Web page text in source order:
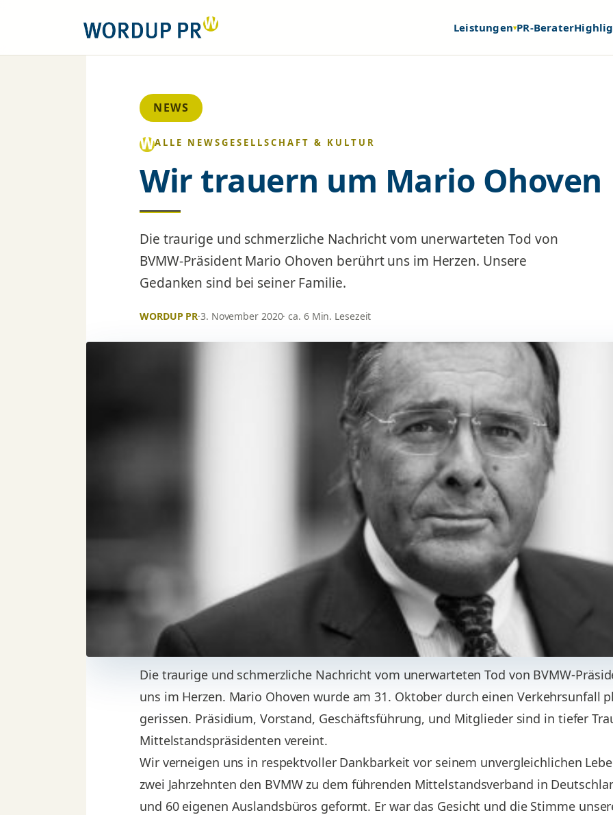
Leistungen▾PR-Berater
NEWS
ALLE NEWSGESELLSCHAFT & KULTUR
Wir trauern um Mario Ohoven
Die traurige und schmerzliche Nachricht vom unerwarteten Tod von
BVMW-Präsident Mario Ohoven berührt uns im Herzen. Unsere
Gedanken sind bei seiner Familie.
WORDUP PR·3. November 2020· ca. 6 Min. Lesezeit
Die traurige und schmerzliche Nachricht vom unerwarteten Tod von BVMW-
uns im Herzen. Mario Ohoven wurde am 31. Oktober durch einen Verkehrsunfall
gerissen. Präsidium, Vorstand, Geschäftsführung, und Mitglieder sind in tiefer
Mittelstandspräsidenten vereint.
Wir verneigen uns in respektvoller Dankbarkeit vor seinem unvergleichlichen
zwei Jahrzehnten den BVMW zu dem führenden Mittelstandsverband in
und 60 eigenen Auslandsbüros geformt. Er war das Gesicht und die Stimme